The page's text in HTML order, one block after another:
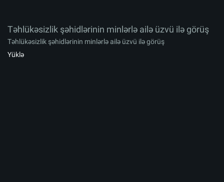
Təhlükəsizlik şəhidlərinin minlərlə ailə üzvü ilə görüş
Təhlükəsizlik şəhidlərinin minlərlə ailə üzvü ilə görüş
Yüklə